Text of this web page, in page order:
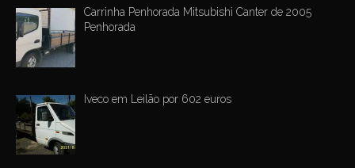
Carrinha Penhorada Mitsubishi Canter de 2005
Penhorada
Iveco em Leilão por 602 euros